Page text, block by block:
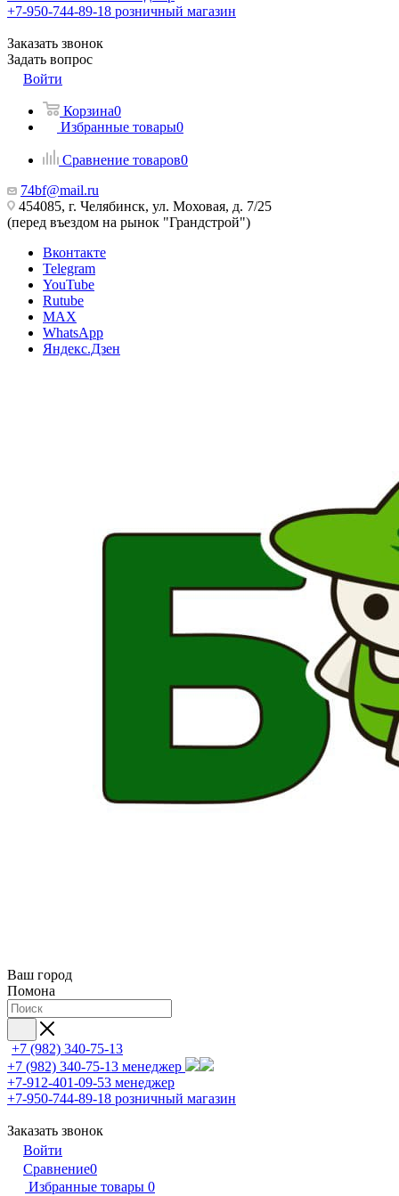
+7-950-744-89-18 розничный магазин
Заказать звонок
Задать вопрос
Войти
Корзина0
Избранные товары0
Сравнение товаров0
74bf@mail.ru
454085, г. Челябинск, ул. Моховая, д. 7/25
(перед въездом на рынок "Грандстрой")
Вконтакте
Telegram
YouTube
Rutube
MAX
WhatsApp
Яндекс.Дзен
Ваш город
Помона
+7 (982) 340-75-13
+7 (982) 340-75-13 менеджер
+7-912-401-09-53 менеджер
+7-950-744-89-18 розничный магазин
Заказать звонок
Войти
Сравнение0
Избранные товары 0